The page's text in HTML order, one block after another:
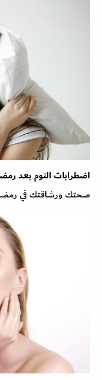
اضطرابات النوم بعد
صحتك ورشاقتك في